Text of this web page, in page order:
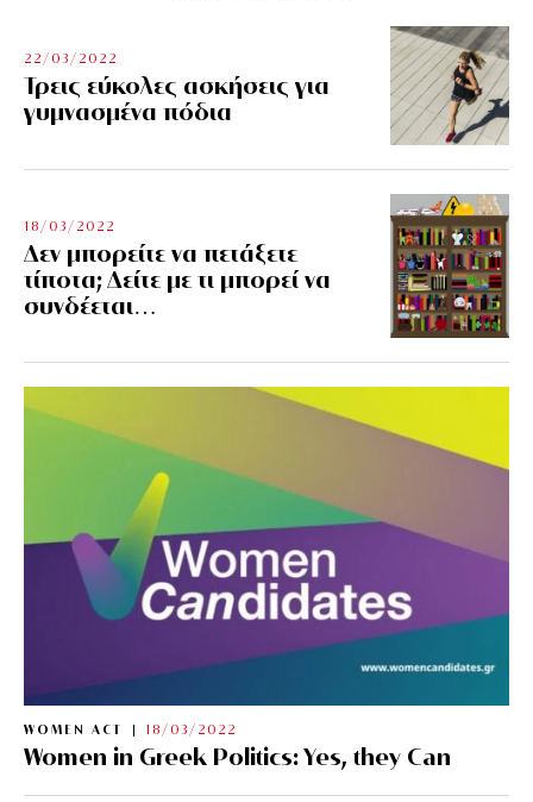
22/03/2022
Τρεις εύκολες ασκήσεις για
γυμνασμένα πόδια
18/03/2022
Δεν μπορείτε να πετάξετε
τίποτα; Δείτε με τι μπορεί να
συνδέεται…
WOMEN ACT 18/03/2022
Women in Greek Politics: Yes, they Can